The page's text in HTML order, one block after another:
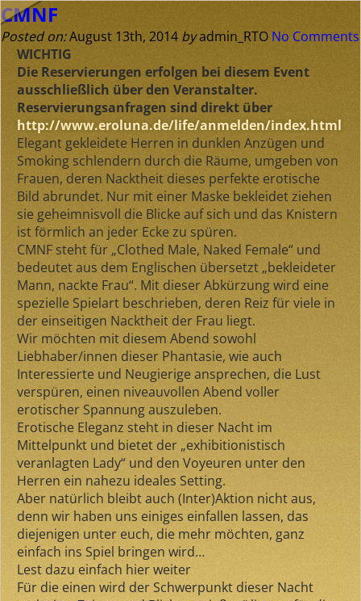
CMNF
Posted on:August 13th, 2014 byadmin_RTO No Comments
WICHTIG
Die Reservierungen erfolgen bei diesem Event
ausschließlich über den Veranstalter.
Reservierungsanfragen sind direkt über
http://www.eroluna.de/life/anmelden/index.html
Elegant gekleidete Herren in dunklen Anzügen und
Smoking schlendern durch die Räume, umgeben von
Frauen, deren Nacktheit dieses perfekte erotische
Bild abrundet. Nur mit einer Maske bekleidet ziehen
sie geheimnisvoll die Blicke auf sich und das Knistern
ist förmlich an jeder Ecke zu spüren.
CMNF steht für „Clothed Male, Naked Female“ und
bedeutet aus dem Englischen übersetzt „bekleideter
Mann, nackte Frau“. Mit dieser Abkürzung wird eine
spezielle Spielart beschrieben, deren Reiz für viele in
der einseitigen Nacktheit der Frau liegt.
Wir möchten mit diesem Abend sowohl
Liebhaber/innen dieser Phantasie, wie auch
Interessierte und Neugierige ansprechen, die Lust
verspüren, einen niveauvollen Abend voller
erotischer Spannung auszuleben.
Erotische Eleganz steht in dieser Nacht im
Mittelpunkt und bietet der „exhibitionistisch
veranlagten Lady“ und den Voyeuren unter den
Herren ein nahezu ideales Setting.
Aber natürlich bleibt auch (Inter)Aktion nicht aus,
denn wir haben uns einiges einfallen lassen, das
diejenigen unter euch, die mehr möchten, ganz
einfach ins Spiel bringen wird…
Lest dazu einfach hier weiter
Für die einen wird der Schwerpunkt dieser Nacht